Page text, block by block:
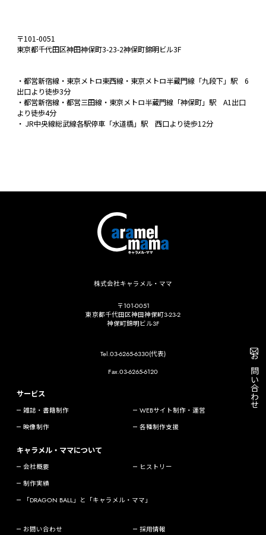
〒101-0051
東京都千代田区神田神保町3-23-2神保町錦明ビル3F
・都営新宿線・東京メトロ東西線・東京メトロ半蔵門線「九段下」駅 6
出口より徒歩3分
・都営新宿線・都営三田線・東京メトロ半蔵門線「神保町」駅 A1出口
より徒歩4分
・ JR中央線総武線各駅停車「水道橋」駅 西口より徒歩12分
株式会社キャラメル・ママ
〒101-0051
東京都千代田区神田神保町3-23-2
神保町錦明ビル3F
Tel.03-6265-6330(代表)
Fax.03-6265-6120
サービス
雑誌・書籍制作
WEBサイト制作・運営
映像制作
各種制作支援
キャラメル・ママについて
会社概要
ヒストリー
制作実績
「DRAGON BALL」と「キャラメル・ママ」
お問い合わせ 採用情報
お問い合わせ